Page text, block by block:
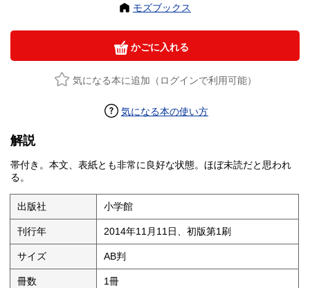
モズブックス
かごに入れる
気になる本に追加（ログインで利用可能）
気になる本の使い方
解説
帯付き。本文、表紙とも非常に良好な状態。ほぼ未読だと思われ
る。
出版社 小学館
刊行年 2014年11月11日、初版第1刷
サイズ AB判
冊数 1冊